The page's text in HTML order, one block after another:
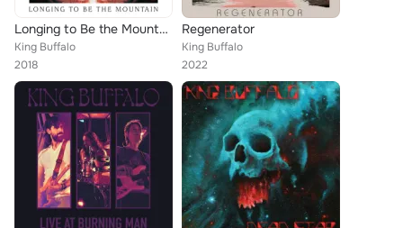
Longing to Be the Mountain
King Buffalo
2018
Regenerator
King Buffalo
2022